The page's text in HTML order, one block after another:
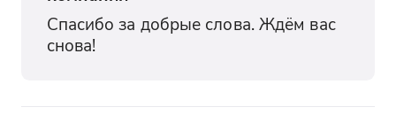
Спасибо за добрые слова. Ждём вас
снова!